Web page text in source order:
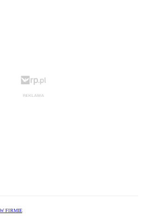
FIRMIE